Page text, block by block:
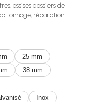
assises dossiers de
réparation
25 mm
38 mm
Inox